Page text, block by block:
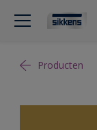
Producten